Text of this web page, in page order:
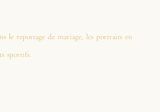
le reportage de mariage, les portraits en
sportifs.